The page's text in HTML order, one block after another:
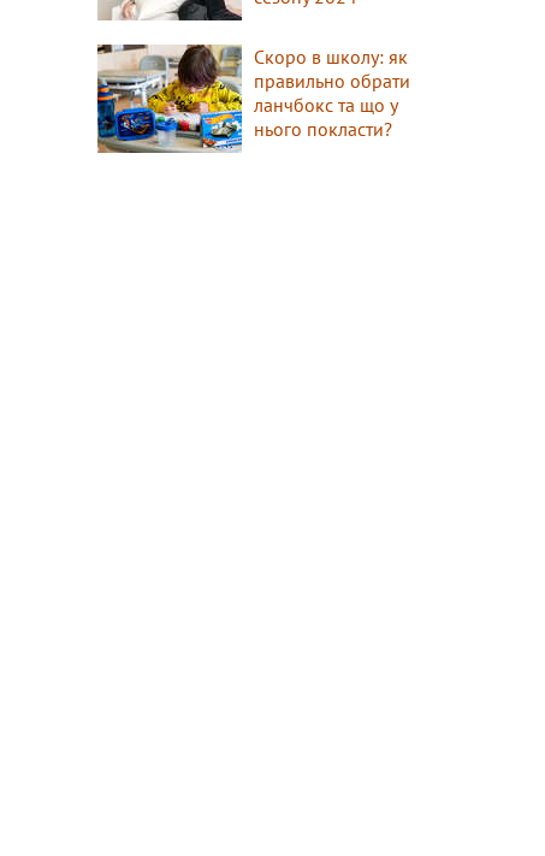
Скоро в школу: як
правильно обрати
ланчбокс та що у
нього покласти?